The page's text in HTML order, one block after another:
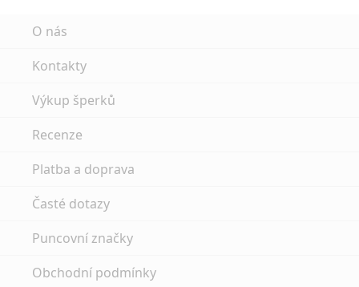
O nás
Kontakty
Výkup šperků
Recenze
Platba a doprava
Časté dotazy
Puncovní značky
Obchodní podmínky